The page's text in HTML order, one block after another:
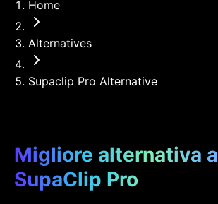
Home
Alternatives
Supaclip Pro Alternative
Migliore alternativa a
SupaClip Pro